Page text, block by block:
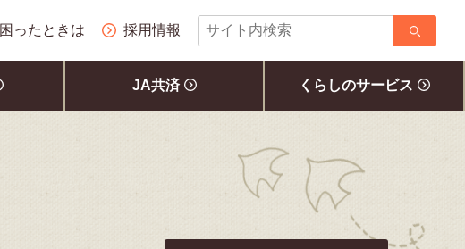
困ったときは 採用情報
サ
イ
検
JA共済 くらしのサービス